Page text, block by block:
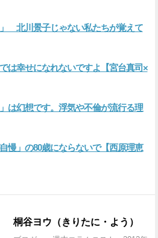
」 北川景子じゃない私たちが覚えて
は幸せになれないですよ【宮台真司×
は幻想です。浮気や不倫が流行る理
慢」の80歳にならないで【西原理恵
桐谷ヨウ（きりたに・よう）